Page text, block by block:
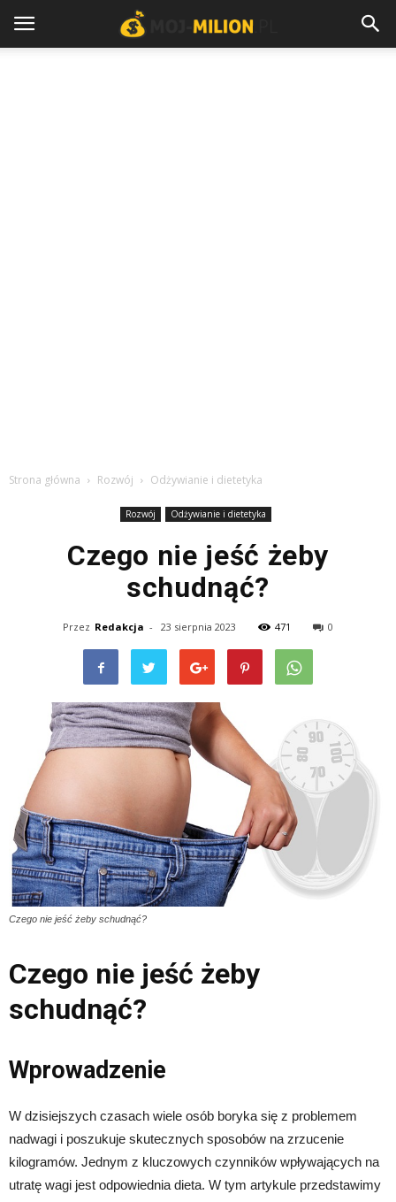
Strona główna Rozwój Odżywianie i dietetyka
Rozwój Odżywianie i dietetyka
Czego nie jeść żeby
schudnąć?
Przez Redakcja - 23 sierpnia 2023 471 0
Czego nie jeść żeby schudnąć?
Czego nie jeść żeby
schudnąć?
Wprowadzenie
W dzisiejszych czasach wiele osób boryka się z problemem
nadwagi i poszukuje skutecznych sposobów na zrzucenie
kilogramów. Jednym z kluczowych czynników wpływających na
utratę wagi jest odpowiednia dieta. W tym artykule przedstawimy